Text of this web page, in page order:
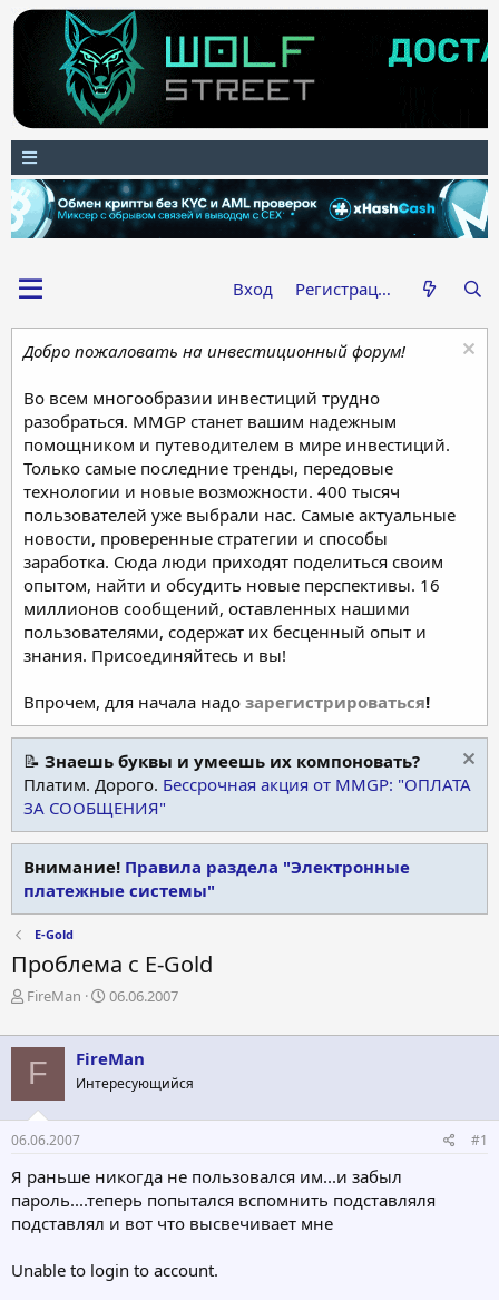
Вход Регистрация
Добро пожаловать на инвестиционный форум!
Во всем многообразии инвестиций трудно
разобраться. MMGP станет вашим надежным
помощником и путеводителем в мире инвестиций.
Только самые последние тренды, передовые
технологии и новые возможности. 400 тысяч
пользователей уже выбрали нас. Самые актуальные
новости, проверенные стратегии и способы
заработка. Сюда люди приходят поделиться своим
опытом, найти и обсудить новые перспективы. 16
миллионов сообщений, оставленных нашими
пользователями, содержат их бесценный опыт и
знания. Присоединяйтесь и вы!
Впрочем, для начала надо зарегистрироваться!
📝 Знаешь буквы и умеешь их компоновать?
Платим. Дорого. Бессрочная акция от MMGP: "ОПЛАТА
ЗА СООБЩЕНИЯ"
Внимание! Правила раздела "Электронные
платежные системы"
E-Gold
Проблема с E-Gold
А
т
р
е
м
ы
FireMan
Д
т
а
а
ч
л
а
06.06.2007
F FireMan
Интересующийся
06.06.2007 #1
Я раньше никогда не пользовался им...и забыл
пароль....теперь попытался вспомнить подставляля
подставлял и вот что высвечивает мне
Unable to login to account.